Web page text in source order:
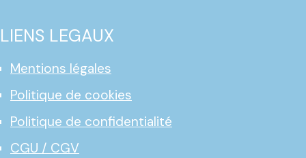
LIENS LEGAUX
Mentions légales
Politique de cookies
Politique de confidentialité
CGU / CGV